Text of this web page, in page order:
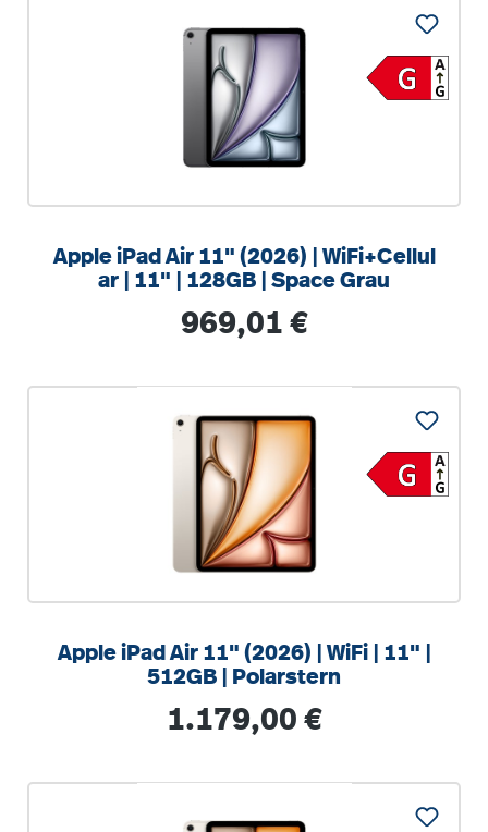
Apple iPad Air 11" (2026) | WiFi+Cellul
ar | 11" | 128GB | Space Grau
Regulärer Preis:
969,01 €
Apple iPad Air 11" (2026) | WiFi | 11" |
512GB | Polarstern
Regulärer Preis:
1.179,00 €